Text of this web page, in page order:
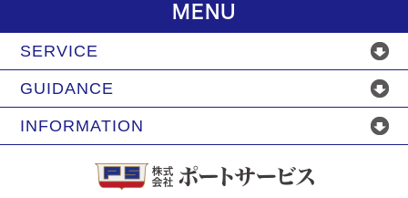
MENU
SERVICE
GUIDANCE
INFORMATION